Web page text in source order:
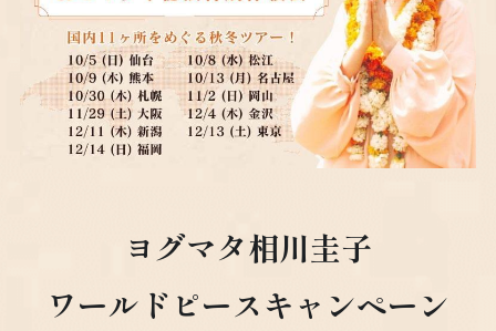
オンラインサロン
入会のご案内
ヨグマタ相川圭子
ワールドピースキャンペーン